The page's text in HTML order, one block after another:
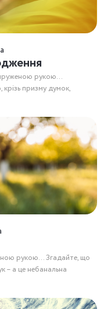
рукою…
призму думок,
рукою… Згадайте, що
– а це небанальна